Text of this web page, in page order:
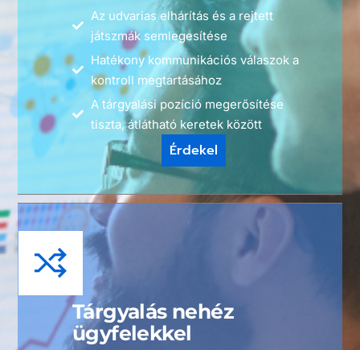
Az udvarias elhárítás és a rejtett
játszmák semlegesítése
Hatékony kommunikációs válaszok a
kontroll megtartásához
A tárgyalási pozíció megerősítése
tiszta, átlátható keretek között
Érdekel
Tárgyalás nehéz
ügyfelekkel